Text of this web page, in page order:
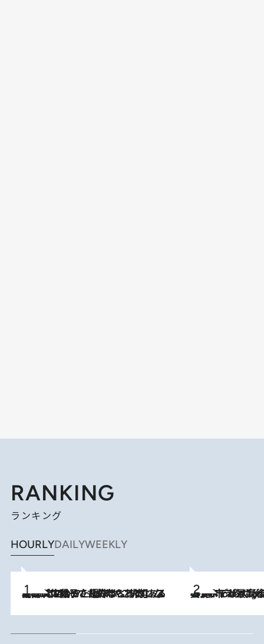
RANKING
ランキング
HOURLYDAILYWEEKLY
2026.8.5
【阿川佐和子さんの年とる力】なぜ70代で始めた趣味は“こんなに楽しい”のか？ ピアノ、俳句…スランプに陥っても続けられる“ある秘訣”とは 10 Hours Ago
美食、デザイン、ホスピタリティのすべてが最高峰！ ノルウェー第4の都市スタヴァンゲルの